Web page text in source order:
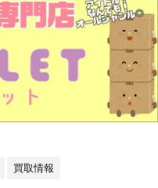
買取情報